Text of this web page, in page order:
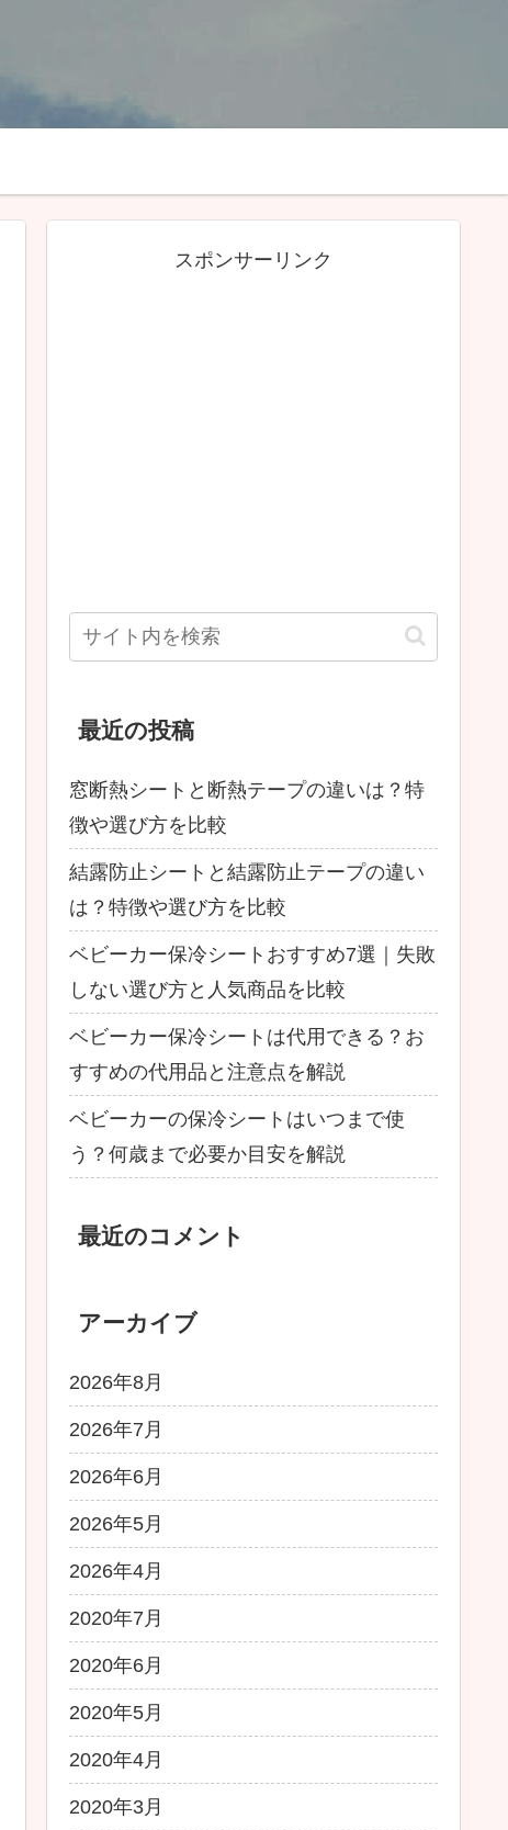
スポンサーリンク
最近の投稿
窓断熱シートと断熱テープの違いは？特
徴や選び方を比較
結露防止シートと結露防止テープの違い
は？特徴や選び方を比較
ベビーカー保冷シートおすすめ7選｜失敗
しない選び方と人気商品を比較
ベビーカー保冷シートは代用できる？お
すすめの代用品と注意点を解説
ベビーカーの保冷シートはいつまで使
う？何歳まで必要か目安を解説
最近のコメント
アーカイブ
2026年8月
2026年7月
2026年6月
2026年5月
2026年4月
2020年7月
2020年6月
2020年5月
2020年4月
2020年3月